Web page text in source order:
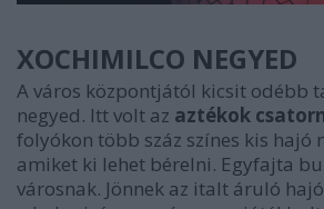
XOCHIMILCO NEGYED
A város központjától kicsit odébb
negyed. Itt volt az aztékok
folyókon több száz színes kis hajó
amiket ki lehet bérelni. Egyfajta
városnak. Jönnek az italt áruló